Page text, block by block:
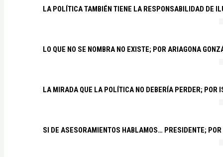
LA POLÍTICA TAMBIÉN TIENE LA RESPONSABILIDAD DE
LO QUE NO SE NOMBRA NO EXISTE; POR ARIAGONA
LA MIRADA QUE LA POLÍTICA NO DEBERÍA PERDER; POR
SI DE ASESORAMIENTOS HABLAMOS… PRESIDENTE;